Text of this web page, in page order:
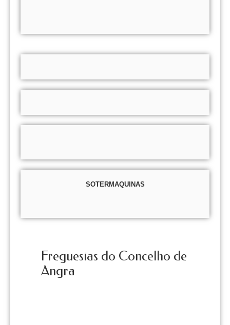
SOTERMAQUINAS
Freguesias do Concelho de
Angra